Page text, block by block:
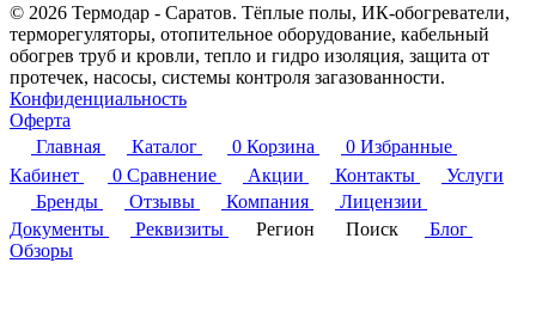
© 2026 Термодар - Саратов. Тёплые полы, ИК-обогреватели,
терморегуляторы, отопительное оборудование, кабельный
обогрев труб и кровли, тепло и гидро изоляция, защита от
протечек, насосы, системы контроля загазованности.
Конфиденциальность
Оферта
Главная
Каталог 0 Корзина 0 Избранные
Кабинет
0 Сравнение Акции Контакты
Услуги
Бренды
Отзывы Компания
Лицензии
Документы
Реквизиты Регион Поиск
Блог
Обзоры